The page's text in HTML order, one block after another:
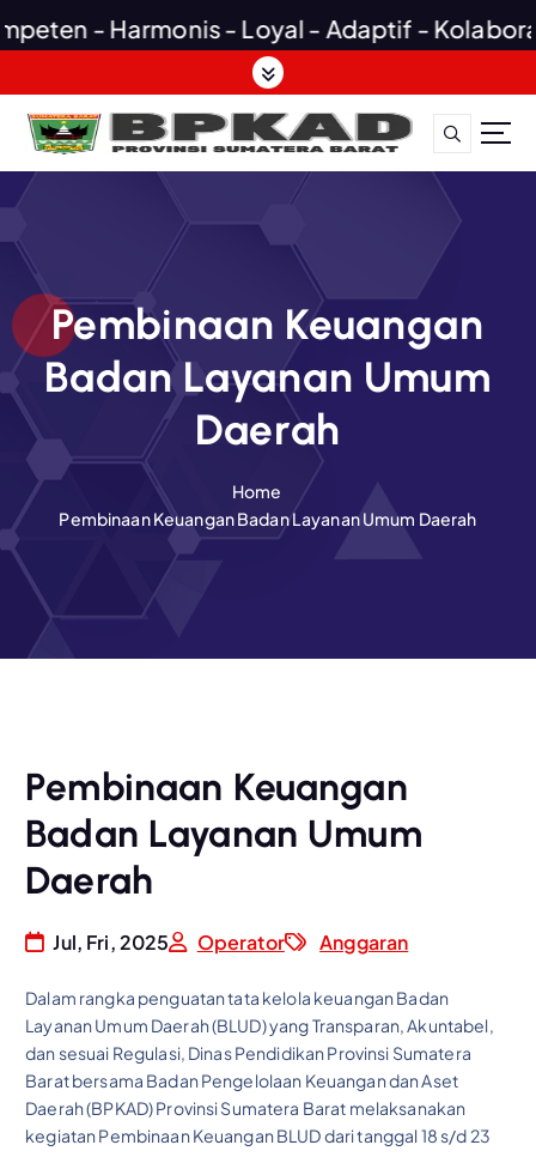
- Harmonis - Loyal - Adaptif - Kolaboratif
k
t
t
Pembinaan Keuangan
Badan Layanan Umum
Daerah
Home
Pembinaan Keuangan Badan Layanan Umum Daerah
Pembinaan Keuangan
Badan Layanan Umum
Daerah
Jul, Fri, 2025 Operator Anggaran
Dalam rangka penguatan tata kelola keuangan Badan
Layanan Umum Daerah (BLUD) yang Transparan, Akuntabel,
dan sesuai Regulasi, Dinas Pendidikan Provinsi Sumatera
Barat bersama Badan Pengelolaan Keuangan dan Aset
Daerah (BPKAD) Provinsi Sumatera Barat melaksanakan
kegiatan Pembinaan Keuangan BLUD dari tanggal 18 s/d 23